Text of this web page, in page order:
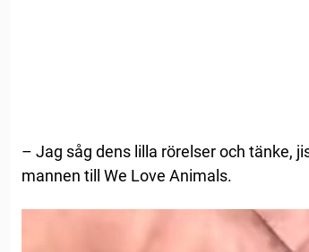
– Jag såg dens lilla rörelser och tänke,
mannen till We Love Animals.